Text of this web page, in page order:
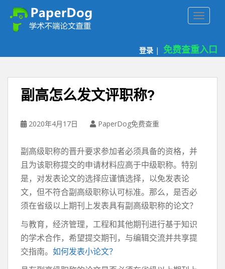
登录 | 免费查重入口
副高怎么发文评职称?
2020年4月17日 PaperDog免费查重
副高级职称的晋升要求参加者必须具备的资格，并
且为该职称提交的申请材料应高于中级职称。特别
是，对发表论文的选择应谨慎选择，以免发表论
文，但不符合副高级职称认可标准。那么，是否必
须在省级以上期刊上发表具有副高级职称的论文？
与教育，经济管理，工程和其他期刊进行基于知识
的学术合作，希望提交期刊，与编辑交流并共享提
交指南。 如何发表小论文？